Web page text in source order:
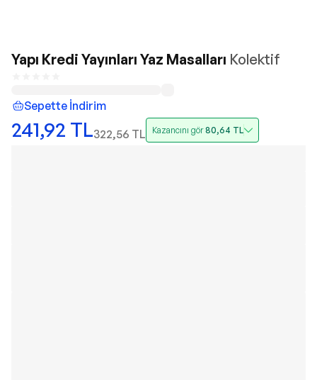
Yapı Kredi Yayınları Yaz Masalları Kolektif
Sepette İndirim
241,92 TL322,56 TL Kazancını gör80,64 TL